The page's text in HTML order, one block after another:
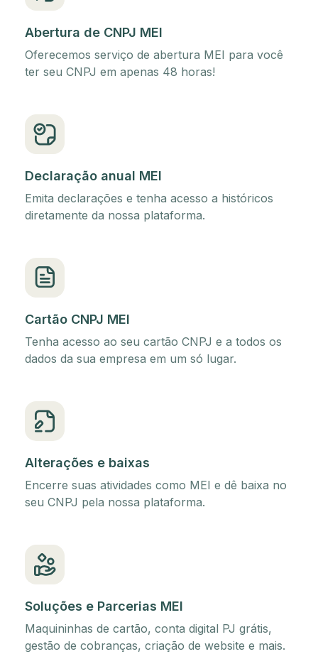
Abertura de CNPJ MEI
Oferecemos serviço de abertura MEI para você
ter seu CNPJ em apenas 48 horas!
Declaração anual MEI
Emita declarações e tenha acesso a históricos
diretamente da nossa plataforma.
Cartão CNPJ MEI
Tenha acesso ao seu cartão CNPJ e a todos os
dados da sua empresa em um só lugar.
Alterações e baixas
Encerre suas atividades como MEI e dê baixa no
seu CNPJ pela nossa plataforma.
Soluções e Parcerias MEI
Maquininhas de cartão, conta digital PJ grátis,
gestão de cobranças, criação de website e mais.